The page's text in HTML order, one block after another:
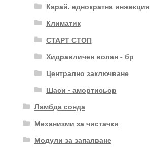
Карай. еднократна инжекция
Климатик
СТАРТ СТОП
Хидравличен волан - бр
Централно заключване
Шаси - амортисьор
Ламбда сонда
Механизми за чистачки
Модули за запалване